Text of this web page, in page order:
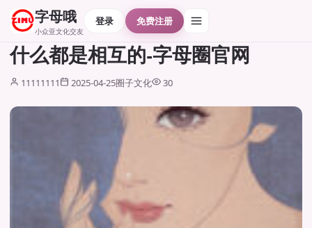
字母哦
小众亚文化交友
登录 免费注册
什么都是相互的-字母圈官网
11111111 2025-04-25圈子文化 30